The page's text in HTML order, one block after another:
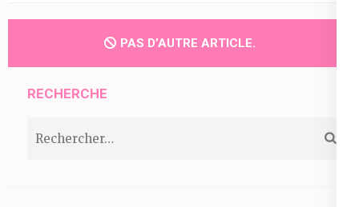
PAS D’AUTRE ARTICLE.
RECHERCHE